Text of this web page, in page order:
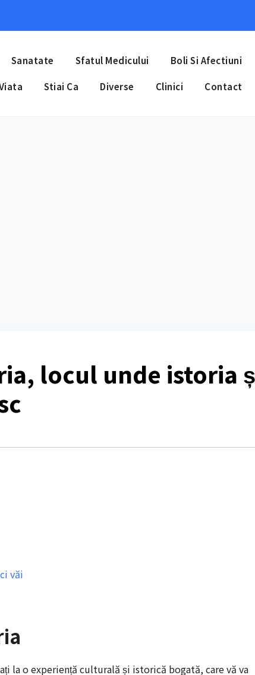
Sanatate Sfatul Medicului Boli Si Afectiuni
Stiai Ca Diverse Clinici Contact
locul unde istoria
văi
la o experiență culturală și istorică bogată, care vă va